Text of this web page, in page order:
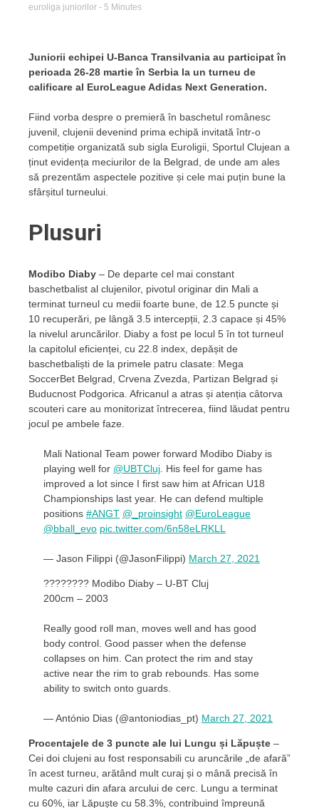
euroliga juniorilor - 5 Minutes
Juniorii echipei U-Banca Transilvania au participat în
perioada 26-28 martie în Serbia la un turneu de
calificare al EuroLeague Adidas Next Generation.
Fiind vorba despre o premieră în baschetul românesc
juvenil, clujenii devenind prima echipă invitată într-o
competiție organizată sub sigla Euroligii, Sportul Clujean a
ținut evidența meciurilor de la Belgrad, de unde am ales
să prezentăm aspectele pozitive și cele mai puțin bune la
sfârșitul turneului.
Plusuri
Modibo Diaby – De departe cel mai constant
baschetbalist al clujenilor, pivotul originar din Mali a
terminat turneul cu medii foarte bune, de 12.5 puncte și
10 recuperări, pe lângă 3.5 intercepții, 2.3 capace și 45%
la nivelul aruncărilor. Diaby a fost pe locul 5 în tot turneul
la capitolul eficienței, cu 22.8 index, depășit de
baschetbaliști de la primele patru clasate: Mega
SoccerBet Belgrad, Crvena Zvezda, Partizan Belgrad și
Buducnost Podgorica. Africanul a atras și atenția câtorva
scouteri care au monitorizat întrecerea, fiind lăudat pentru
jocul pe ambele faze.
Mali National Team power forward Modibo Diaby is
playing well for @UBTCluj . His feel for game has
improved a lot since I first saw him at African U18
Championships last year. He can defend multiple
positions #ANGT @_proinsight @EuroLeague
@bball_evo pic.twitter.com/6n58eLRKLL
— Jason Filippi (@JasonFilippi) March 27, 2021
???????? Modibo Diaby – U-BT Cluj
200cm – 2003
Really good roll man, moves well and has good
body control. Good passer when the defense
collapses on him. Can protect the rim and stay
active near the rim to grab rebounds. Has some
ability to switch onto guards.
— António Dias (@antoniodias_pt) March 27, 2021
Procentajele de 3 puncte ale lui Lungu și Lăpuște –
Cei doi clujeni au fost responsabili cu aruncările „de afară”
în acest turneu, arătând mult curaj și o mână precisă în
multe cazuri din afara arcului de cerc. Lungu a terminat
cu 60%, iar Lăpuște cu 58.3%, contribuind împreună